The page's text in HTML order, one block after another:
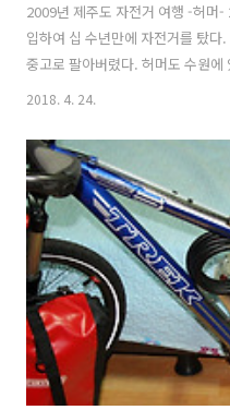
2009년 제주도 자전거 여행 -허머
입하여 십 수년만에 자전거를 탔
중고로 팔아버렸다. 허머도 수원
얼마 가지 못했다. ㅠ 제주도에서
2010년 2월 프로젝트가 끝나고 덜
일사천리로 이루어지며 3월에 떠났
았지만 몸이 준비가 안되어 북섬 오
제가 생기면서 장대한? 나의 여행
전거 탄 날은 얼마 되지 않고 버
2018. 4. 24.